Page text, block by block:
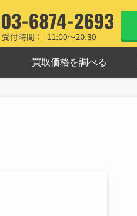
買取価格を調べる